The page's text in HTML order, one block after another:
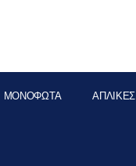
ΜΟΝΌΦΩΤΑ ΑΠΛΊΚΕΣ